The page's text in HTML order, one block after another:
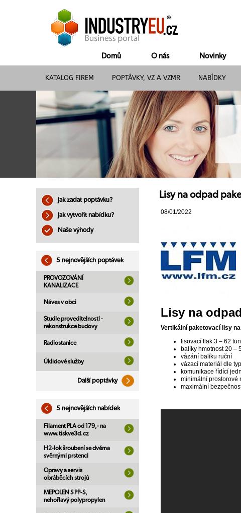
Domů O nás Novinky
KATALOG FIREM POPTÁVKY, VZ A VZMR NABÍDKY
Jak zadat poptávku?
Jak vytvořit nabídku?
Naše výhody
5 nejnovějších poptávek
PROVOZOVÁNÍ
KANALIZACE
Náves v obci
Studie proveditelnosti -
rekonstrukce budovy
Radiostanice
Úklidové služby
Další poptávky
5 nejnovějších nabídek
Filament PLA od 179,- na
www.tiskve3d.cz
H2-lok šroubení se dvěma
svěrnými prstenci
Opravy a servis
obráběcích strojů
MEPOLEN S PP-S,
nehořlavý polypropylen
Lisy na odpad
08/01/2022
Lisy na
Vertikální paketovací lisy na
lisovací tlak 3 – 62 tun
balíky hmotnost 20 –
vázání balíku ruční
vázací materiál dle
komunikace řídící
minimální prostorové
maximální